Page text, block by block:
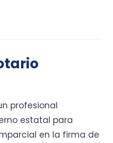
profesional
estatal para
en la firma de